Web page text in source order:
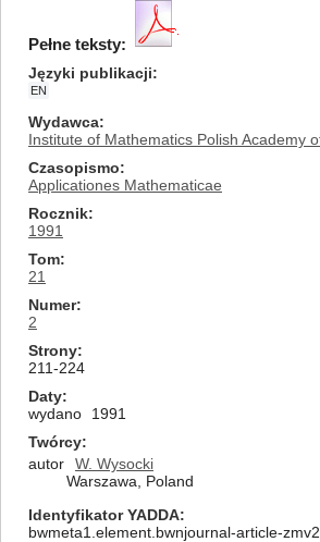
Pełne teksty:
Języki publikacji
EN
Wydawca
Institute of Mathematics Polish Academy
Czasopismo
Applicationes Mathematicae
Rocznik
1991
Tom
21
Numer
2
Strony
211-224
Daty
wydano
1991
Twórcy
autor
W. Wysocki
Warszawa, Poland
Identyfikator YADDA
bwmeta1.element.bwnjournal-article-